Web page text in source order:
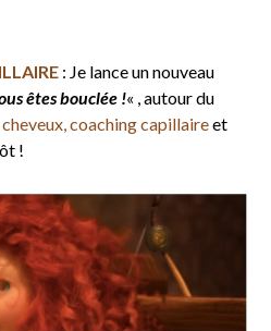
: Je lance un nouveau
êtes bouclée !« , autour du
coaching capillaireet
!